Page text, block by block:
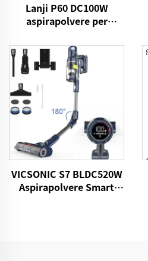
Lanji P60 DC100W
aspirapolvere per
VICSONIC S7 BLDC520W
Aspirapolvere Smart